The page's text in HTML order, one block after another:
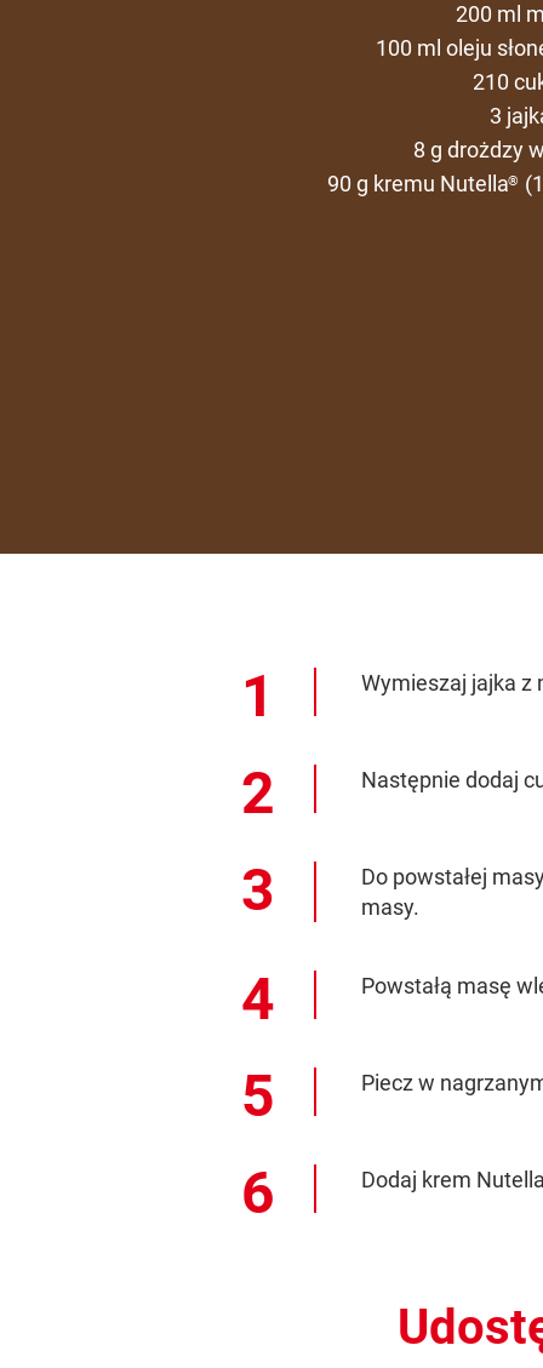
200 ml
100 ml oleju
210
3
8 g drożdzy
90 g kremu Nutella®
Wymieszaj jajka z
Następnie dodaj
Do powstałej
masy.
Powstałą masę
Piecz w
Dodaj krem